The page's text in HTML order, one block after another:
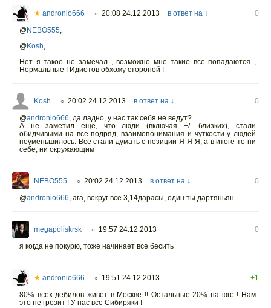
★ andronio666 ○ 20:08 24.12.2013 в ответ на ↓
0
@NEBO555,
@Kosh,
Нет я такое не замечал , возможно мне такие все попадаются ,
Нормальные ! Идиотов обхожу стороной !
Kosh ○ 20:02 24.12.2013 в ответ на ↓
0
@andronio666, да ладно, у нас так себя не ведут?
А не заметил еще, что люди (включая +/- близких), стали
обидчивыми на все подряд, взаимопонимания и чуткости у людей
поуменьшилось. Все стали думать с позиции Я-Я-Я, а в итоге-то ни
себе, ни окружающим
NEBO555 ○ 20:02 24.12.2013 в ответ на ↓
0
@andronio666, ага, вокруг все 3,14дарасы, один ты дартяньян...
megapoliskrsk ○ 19:57 24.12.2013
0
я когда не покурю, тоже начинает все бесить
★ andronio666 ○ 19:51 24.12.2013
+1
80% всех дебилов живет в Москве !! Остальные 20% на юге ! Нам
это не грозит ! У нас все Сибиряки !